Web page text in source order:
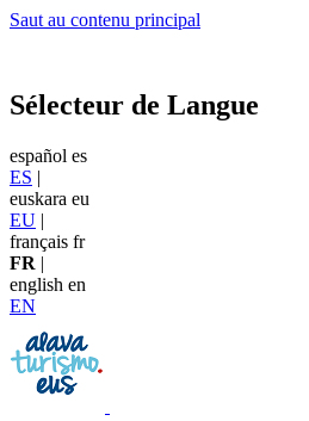
Saut au contenu principal
Sélecteur de Langue
español es
ES |
euskara eu
EU |
français fr
FR |
english en
EN